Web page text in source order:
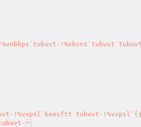
!%vxpsl`beesftt`tubuvt-